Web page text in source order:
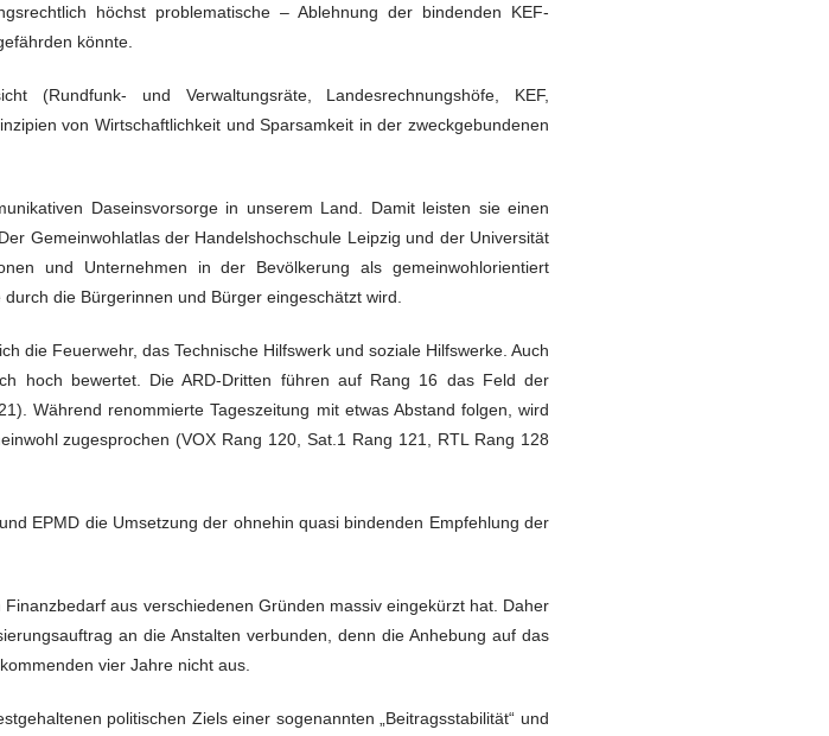
höchst problematische – Ablehnung der bindenden KEF-
könnte.
(Rundfunk- und Verwaltungsräte, Landesrechnungshöfe, KEF,
von Wirtschaftlichkeit und Sparsamkeit in der zweckgebundenen
Daseinsvorsorge in unserem Land. Damit leisten sie einen
Gemeinwohlatlas der Handelshochschule Leipzig und der Universität
und Unternehmen in der Bevölkerung als gemeinwohlorientiert
die Bürgerinnen und Bürger eingeschätzt wird.
die Feuerwehr, das Technische Hilfswerk und soziale Hilfswerke. Auch
hoch bewertet. Die ARD-Dritten führen auf Rang 16 das Feld der
Während renommierte Tageszeitung mit etwas Abstand folgen, wird
zugesprochen (VOX Rang 120, Sat.1 Rang 121, RTL Rang 128
EPMD die Umsetzung der ohnehin quasi bindenden Empfehlung der
aus verschiedenen Gründen massiv eingekürzt hat. Daher
an die Anstalten verbunden, denn die Anhebung auf das
vier Jahre nicht aus.
politischen Ziels einer sogenannten „Beitragsstabilität“ und